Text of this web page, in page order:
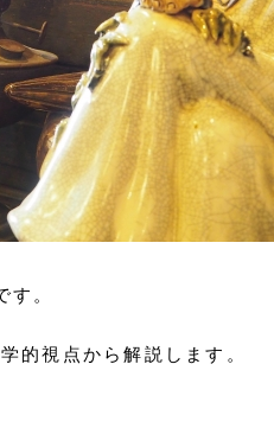
。
的視点から解説します。